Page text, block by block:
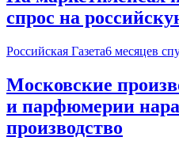
спрос на
Российская Газета6 месяцев
Московские
и парфюмерии
производство